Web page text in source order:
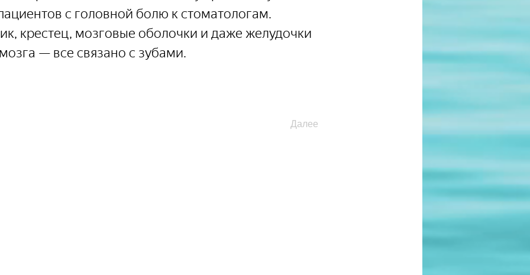
с головной болю к стоматологам.
крестец, мозговые оболочки и даже желудочки
— все связано с зубами.
Далее